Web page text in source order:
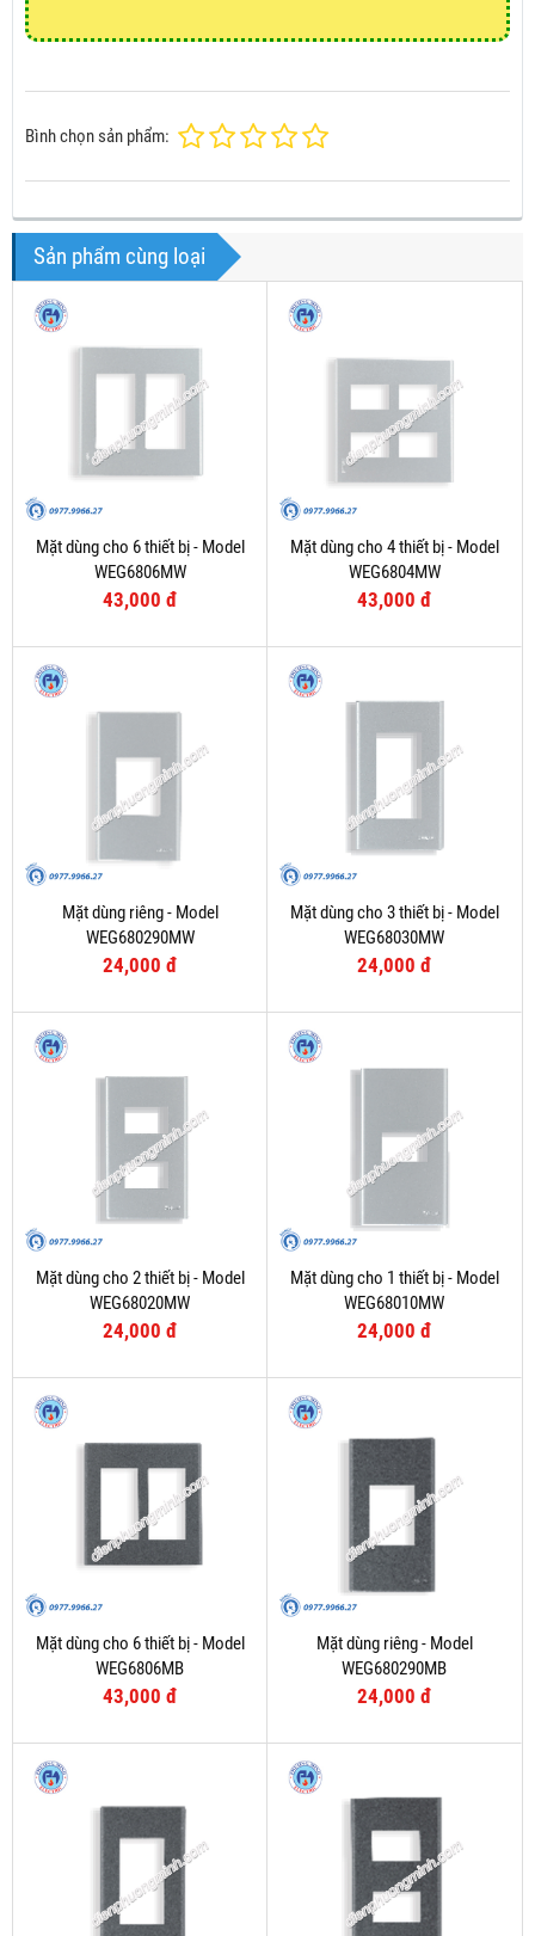
Bình chọn sản phẩm:
Sản phẩm cùng loại
Mặt dùng cho 6 thiết bị - Model
WEG6806MW
43,000 đ
Mặt dùng cho 4 thiết bị - Model
WEG6804MW
43,000 đ
Mặt dùng riêng - Model
WEG680290MW
24,000 đ
Mặt dùng cho 3 thiết bị - Model
WEG68030MW
24,000 đ
Mặt dùng cho 2 thiết bị - Model
WEG68020MW
24,000 đ
Mặt dùng cho 1 thiết bị - Model
WEG68010MW
24,000 đ
Mặt dùng cho 6 thiết bị - Model
WEG6806MB
43,000 đ
Mặt dùng riêng - Model
WEG680290MB
24,000 đ